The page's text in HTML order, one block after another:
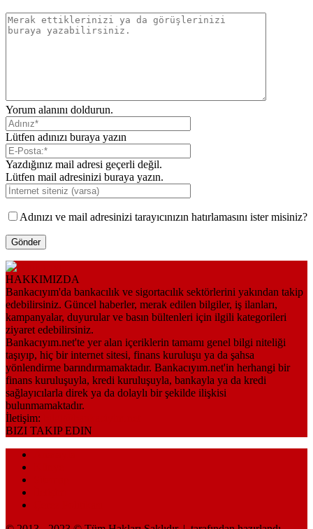
Yorum alanını doldurun.
Lütfen adınızı buraya yazın
Yazdığınız mail adresi geçerli değil.
Lütfen mail adresinizi buraya yazın.
Adınızı ve mail adresinizi tarayıcınızın hatırlamasını ister misiniz?
HAKKIMIZDA
Bankacıyım'da bankacılık ve sigortacılık sektörlerini yakından takip
edebilirsiniz. Güncel haberler, merak edilen bilgiler, iş ilanları,
kampanyalar, duyurular ve basın bültenleri için ilgili kategorileri
ziyaret edebilirsiniz.
Bankacıyım.net'te yer alan içeriklerin tamamı genel bilgi niteliği
taşıyıp, hiç bir internet sitesi, finans kuruluşu ya da şahsa
yönlendirme barındırmamaktadır. Bankacıyım.net'in herhangi bir
finans kuruluşuyla, kredi kuruluşuyla, bankayla ya da kredi
sağlayıcılarla direk ya da dolaylı bir şekilde ilişkisi
bulunmamaktadır.
İletişim:
BIZI TAKIP EDIN